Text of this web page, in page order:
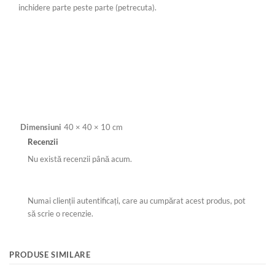
inchidere parte peste parte (petrecuta).
Dimensiuni 40 × 40 × 10 cm
Recenzii
Nu există recenzii până acum.
Numai clienții autentificați, care au cumpărat acest produs, pot
să scrie o recenzie.
PRODUSE SIMILARE